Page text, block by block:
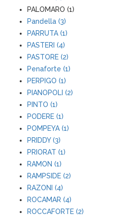
PALOMARO (1)
Pandella (3)
PARRUTA (1)
PASTERI (4)
PASTORE (2)
Penaforte (1)
PERPIGO (1)
PIANOPOLI (2)
PINTO (1)
PODERE (1)
POMPEYA (1)
PRIDDY (3)
PRIORAT (1)
RAMON (1)
RAMPSIDE (2)
RAZONI (4)
ROCAMAR (4)
ROCCAFORTE (2)